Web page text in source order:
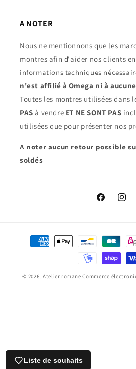
A NOTER
Nous ne mentionnons que les
montres afin d'aider nos clients
informations techniques
n'est affilié à Omega ni à
Toutes les montres utilisées dans
PAS à vendre ET NE SONT PAS
utilisées que pour présenter nos
A noter aucun retour possible
soldés
Facebook
Moyens
© 2026, Atelier romane Commerce
Liste de souhaits